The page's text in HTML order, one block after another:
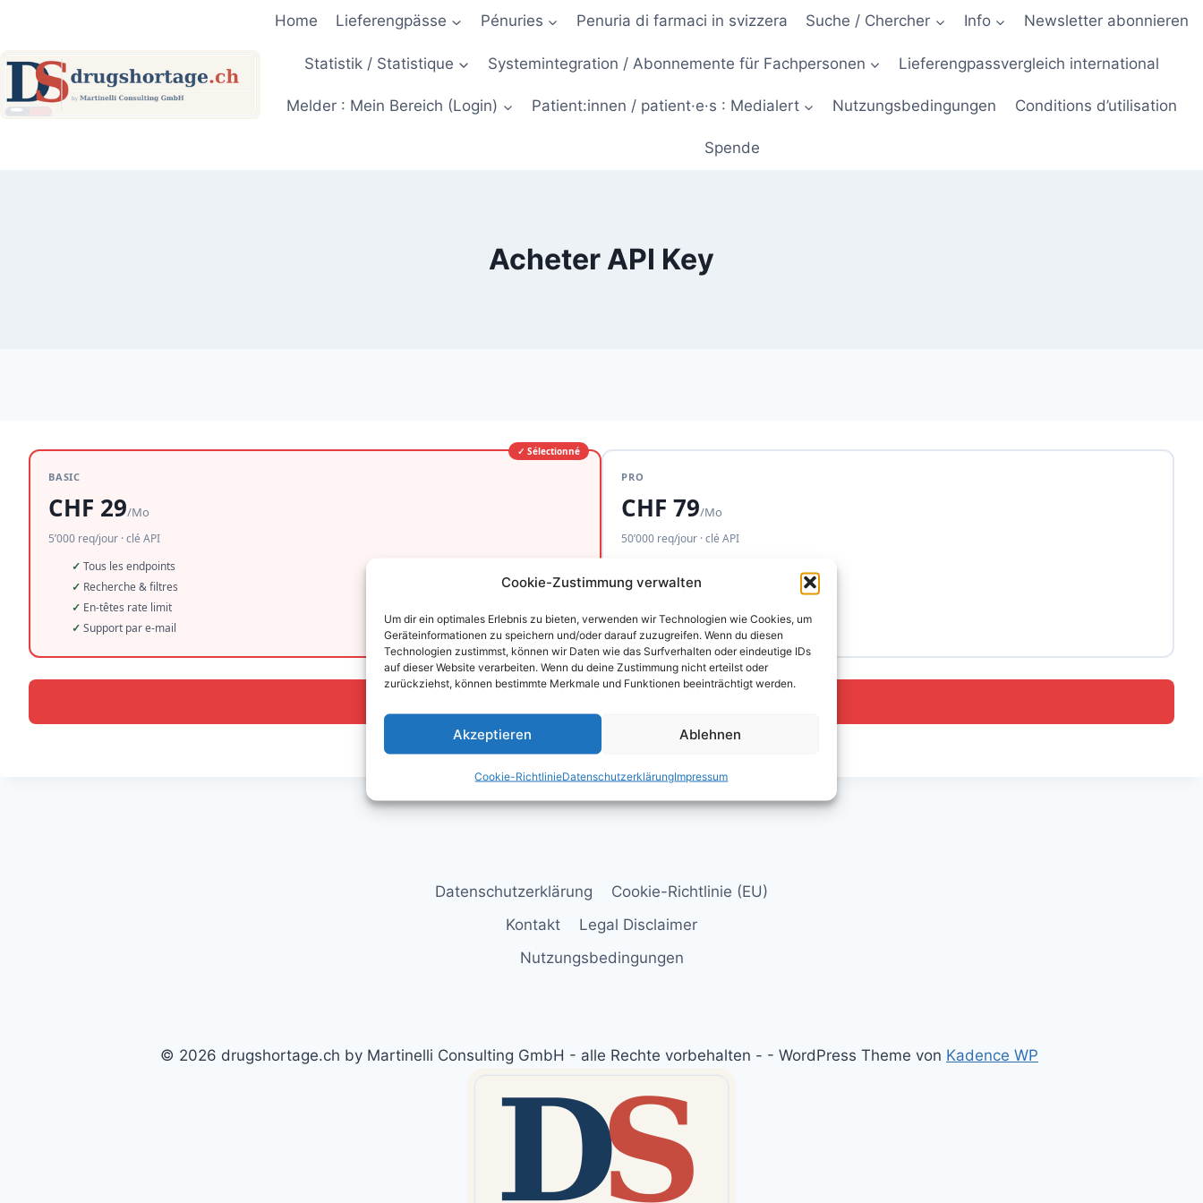
Cookie-Zustimmung verwalten
Um dir ein optimales Erlebnis zu bieten, verwenden wir Technologien wie Cookies, um
Geräteinformationen zu speichern und/oder darauf zuzugreifen. Wenn du diesen
Technologien zustimmst, können wir Daten wie das Surfverhalten oder eindeutige IDs
auf dieser Website verarbeiten. Wenn du deine Zustimmung nicht erteilst oder
zurückziehst, können bestimmte Merkmale und Funktionen beeinträchtigt werden.
Akzeptieren Ablehnen
Cookie-RichtlinieDatenschutzerklärungImpressum
springen
Home Lieferengpässe Pénuries Penuria di farmaci in svizzera Suche / Chercher Info Newsletter abonnieren
Statistik / Statistique Systemintegration / Abonnemente für Fachpersonen Lieferengpassvergleich international
Melder : Mein Bereich (Login) Patient:innen / patient·e·s : Medialert Nutzungsbedingungen Conditions d’utilisation
Spende
Acheter API Key
✓ Sélectionné
BASIC
CHF 29/Mo
5’000 req/jour · clé API
Tous les endpoints
Recherche & filtres
En-têtes rate limit
Support par e-mail
PRO
CHF 79/Mo
50’000 req/jour · clé API
Noms français (lang=fr)
Webhooks
Paiement sécurisé via Stripe · Résiliable mensuellement · Clé envoyée par e-mail
Datenschutzerklärung
Cookie-Richtlinie (EU)
Kontakt
Legal Disclaimer
Nutzungsbedingungen
© 2026 drugshortage.ch by Martinelli Consulting GmbH - alle Rechte vorbehalten - - WordPress Theme von Kadence WP